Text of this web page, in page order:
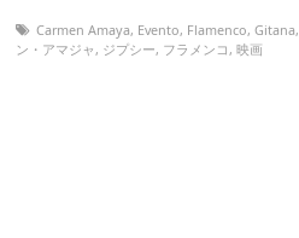
Carmen Amaya, Evento, Flamenco,Gitana,
ン・アマジャ, ジプシー, フラメンコ,映画